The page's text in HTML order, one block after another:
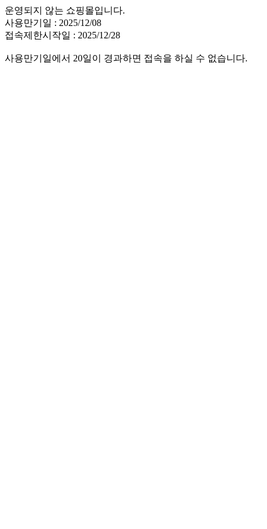
운영되지 않는 쇼핑몰입니다.
사용만기일 : 2025/12/08
접속제한시작일 : 2025/12/28
사용만기일에서 20일이 경과하면 접속을 하실 수 없습니다.